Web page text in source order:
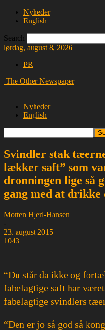
Nyheder
English
Search
lørdag, august 8, 2026
PR
The Other Newspaper
Nyheder
English
Svindler stak
lækker saft” som
dronningen lige så
gang med at drikke
Morten Hjerl-Hansen
-
23. august 2015
1043
“Du står da ikke og
fabelagtige saft har
fabelagtige svindlers
“Den er jo så god så